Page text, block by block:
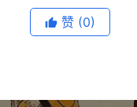
赞 (0)